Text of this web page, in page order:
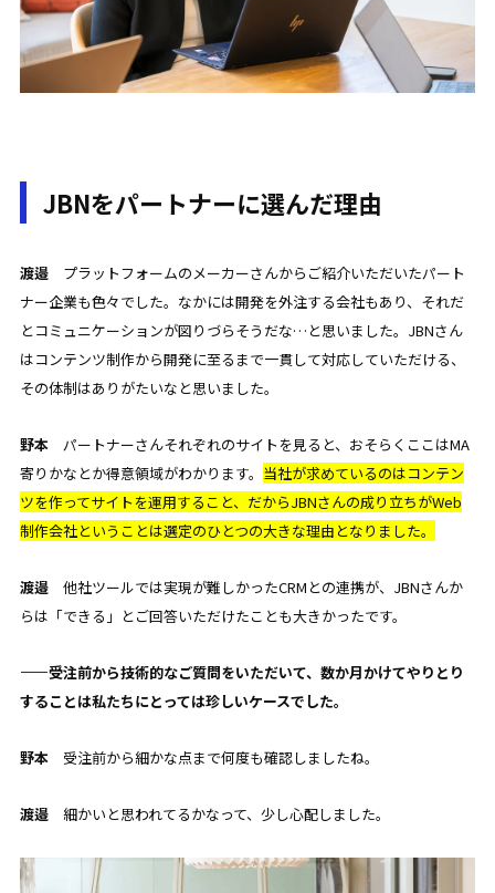
JBNをパートナーに選んだ理由
渡邉 プラットフォームのメーカーさんからご紹介いただいたパート
ナー企業も色々でした。なかには開発を外注する会社もあり、それだ
とコミュニケーションが図りづらそうだな…と思いました。JBNさん
はコンテンツ制作から開発に至るまで一貫して対応していただける、
その体制はありがたいなと思いました。
野本 パートナーさんそれぞれのサイトを見ると、おそらくここはMA
寄りかなとか得意領域がわかります。 当社が求めているのはコンテン
ツを作ってサイトを運用すること、だからJBNさんの成り立ちがWeb
制作会社ということは選定のひとつの大きな理由となりました。
渡邉 他社ツールでは実現が難しかったCRMとの連携が、JBNさんか
らは「できる」とご回答いただけたことも大きかったです。
——受注前から技術的なご質問をいただいて、数か月かけてやりとり
することは私たちにとっては珍しいケースでした。
野本 受注前から細かな点まで何度も確認しましたね。
渡邉 細かいと思われてるかなって、少し心配しました。